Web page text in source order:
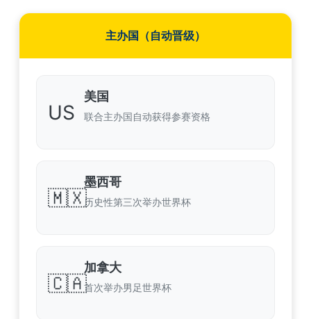
主办国（自动晋级）
US
美国
联合主办国自动获得参赛资格
🇲🇽
墨西哥
历史性第三次举办世界杯
🇨🇦
加拿大
首次举办男足世界杯